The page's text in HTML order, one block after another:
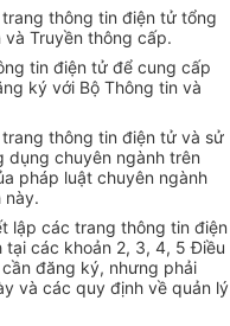
thông tin điện tử tổng
Truyền thông cấp.
tin điện tử để cung cấp
ký với Bộ Thông tin và
thông tin điện tử và sử
chuyên ngành trên
pháp luật chuyên ngành
này.
lập các trang thông tin điện
các khoản 2, 3, 4, 5 Điều
đăng ký, nhưng phải
và các quy định về quản lý